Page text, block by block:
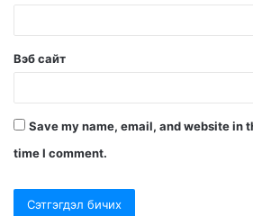
Вэб сайт
Save my name, email, and website in
time I comment.